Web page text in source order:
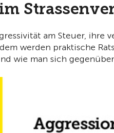
am Steuer, ihre
werden praktische
wie man sich